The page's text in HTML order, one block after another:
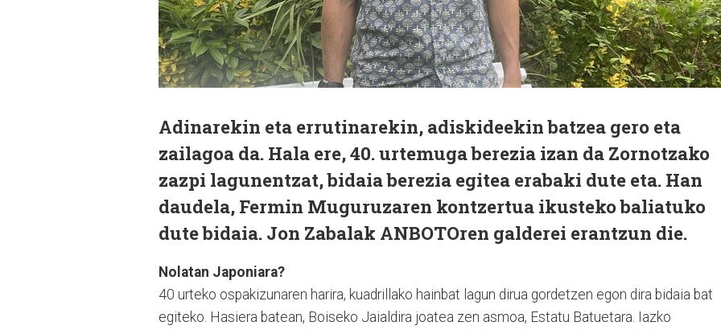
Adinarekin eta errutinarekin, adiskideekin batzea gero eta
zailagoa da. Hala ere, 40. urtemuga berezia izan da Zornotzako
zazpi lagunentzat, bidaia berezia egitea erabaki dute eta. Han
daudela, Fermin Muguruzaren kontzertua ikusteko baliatuko
dute bidaia. Jon Zabalak ANBOTOren galderei erantzun die.
Nolatan Japoniara?
40 urteko ospakizunaren harira, kuadrillako hainbat lagun dirua gordetzen egon dira bidaia bat
egiteko. Hasiera batean, Boiseko Jaialdira joatea zen asmoa, Estatu Batuetara. Iazko